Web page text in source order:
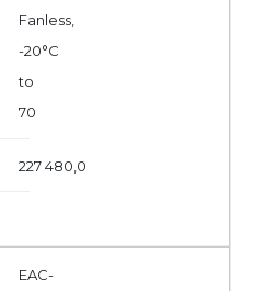
Fanless,
-20°C
to
70
227 480,0
EAC-